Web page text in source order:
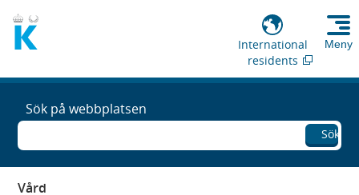
International
residents
Meny
Sök på webbplatsen
Sök
Vård